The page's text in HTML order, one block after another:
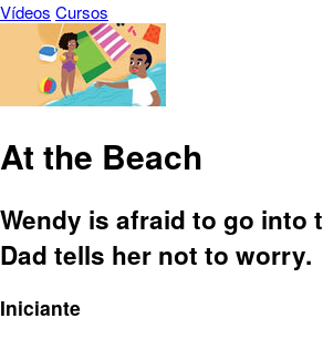
Vídeos Cursos
At the Beach
Wendy is afraid to go into
Dad tells her not to worry.
Iniciante